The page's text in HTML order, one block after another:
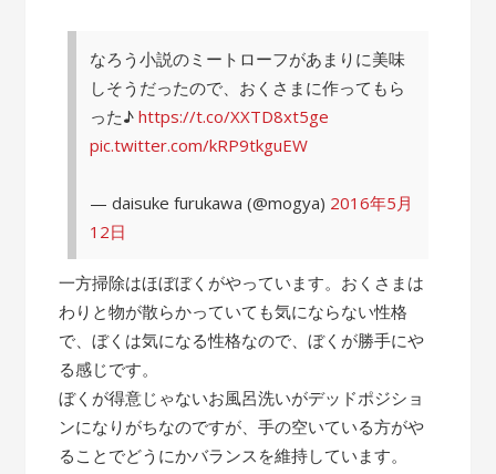
なろう小説のミートローフがあまりに美味
しそうだったので、おくさまに作ってもら
った♪https://t.co/XXTD8xt5ge
pic.twitter.com/kRP9tkguEW
— daisuke furukawa (@mogya) 2016年5月
12日
一方掃除はほぼぼくがやっています。おくさまは
わりと物が散らかっていても気にならない性格
で、ぼくは気になる性格なので、ぼくが勝手にや
る感じです。
ぼくが得意じゃないお風呂洗いがデッドポジショ
ンになりがちなのですが、手の空いている方がや
ることでどうにかバランスを維持しています。